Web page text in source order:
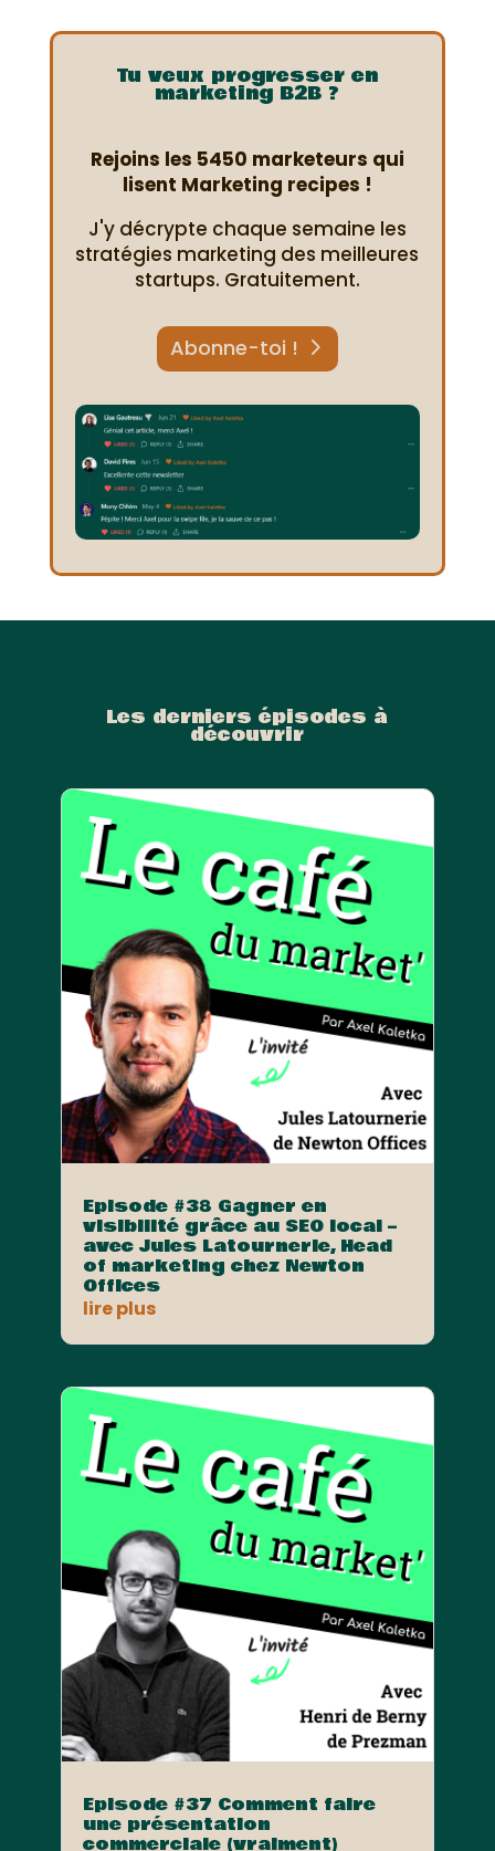
Tu veux progresser en
marketing B2B ?
Rejoins les 5450 marketeurs qui
lisent Marketing recipes !
J'y décrypte chaque semaine les
stratégies marketing des meilleures
startups. Gratuitement.
Abonne-toi !
Les derniers épisodes à
découvrir
Episode #38 Gagner en
visibilité grâce au SEO local –
avec Jules Latournerie, Head
of marketing chez Newton
Offices
lire plus
Episode #37 Comment faire
une présentation
commerciale (vraiment)